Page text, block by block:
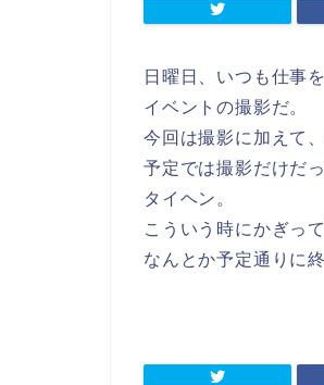
日曜日、いつも仕事
イベントの撮影だ。
今回は撮影に加えて
予定では撮影だけだ
タイヘン。
こういう時にかぎっ
なんとか予定通りに